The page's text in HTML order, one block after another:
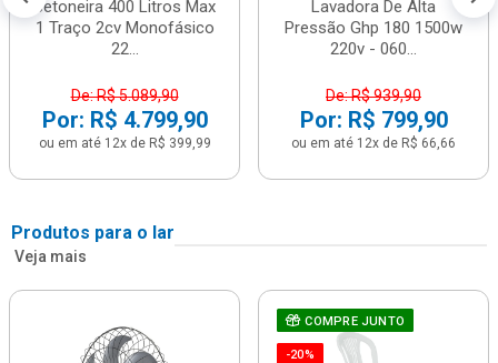
Betoneira 400 Litros Max
1 Traço 2cv Monofásico
22...
De: R$ 5.089,90
Por: R$ 4.799,90
ou em até 12x de R$ 399,99
Lavadora De Alta
Pressão Ghp 180 1500w
220v - 060...
De: R$ 939,90
Por: R$ 799,90
ou em até 12x de R$ 66,66
Produtos para o lar
Veja mais
COMPRE JUNTO
-20%